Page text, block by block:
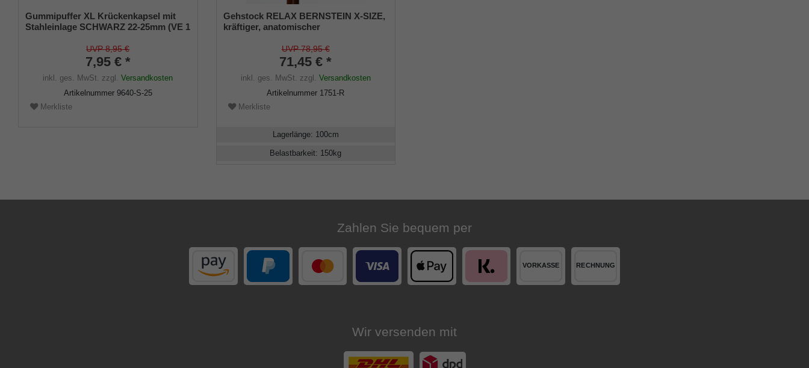
Gummipuffer XL Krückenkapsel mit
Stahleinlage SCHWARZ 22-25mm (VE 1
UVP 8,95 €
7,95 € *
inkl. ges. MwSt. zzgl.Versandkosten
Artikelnummer 9640-S-25
Merkliste
Gehstock RELAX BERNSTEIN X-SIZE,
kräftiger, anatomischer
kirschbaumfarbig gebeizt, Messingring
inkl, Gummipuffer.
UVP 78,95 €
71,45 € *
inkl. ges. MwSt. zzgl. Versandkosten
Artikelnummer 1751-R
Merkliste
Lagerlänge: 100cm
Belastbarkeit: 150kg
Zahlen Sie bequem per
Wir versenden mit